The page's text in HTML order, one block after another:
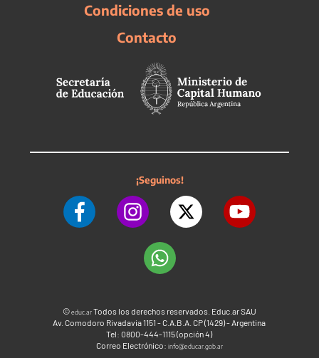
Condiciones de uso
Contacto
¡Seguinos!
©educ.arTodos los derechos reservados. Educ.ar SAU
Av. Comodoro Rivadavia 1151 - C.A.B.A. CP (1429) - Argentina
Tel: 0800-444-1115 (opción 4)
Correo Electrónico: info@educar.gob.ar